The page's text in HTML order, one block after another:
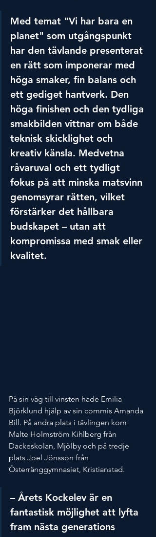
Med temat "Vi har bara en
planet" som utgångspunkt
har den tävlande presenterat
en rätt som imponerar med
höga smaker, fin balans och
ett gediget hantverk. Den
höga finishen och den tydliga
smakbilden vittnar om både
teknisk skicklighet och
kreativ känsla. Medvetna
råvaruval och ett tydligt
fokus på att minska matsvinn
genomsyrar rätten, vilket
förstärker det hållbara
budskapet – utan att
kompromissa med smak eller
kvalitet.
På sin väg till vinsten hade Emilia
Björklund hjälp av sin commis Amanda
Bill. På andra plats i tävlingen kom
Malte Holmström Kihlberg från
Dackeskolan, Mjölby och på tredje
plats Joel Jönsson från
Österränggymnasiet, Kristianstad.
– Årets Kockelev är en
fantastisk möjlighet att lyfta
fram nästa generations